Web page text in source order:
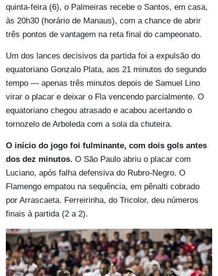
quinta-feira (6), o Palmeiras recebe o Santos, em casa,
às 20h30 (horário de Manaus), com a chance de abrir
três pontos de vantagem na reta final do campeonato.
Um dos lances decisivos da partida foi a expulsão do
equatoriano Gonzalo Plata, aos 21 minutos do segundo
tempo — apenas três minutos depois de Samuel Lino
virar o placar e deixar o Fla vencendo parcialmente. O
equatoriano chegou atrasado e acabou acertando o
tornozelo de Arboleda com a sola da chuteira.
O início do jogo foi fulminante, com dois gols antes
dos dez minutos. O São Paulo abriu o placar com
Luciano, após falha defensiva do Rubro-Negro. O
Flamengo empatou na sequência, em pênalti cobrado
por Arrascaeta. Ferreirinha, do Tricolor, deu números
finais à partida (2 a 2).